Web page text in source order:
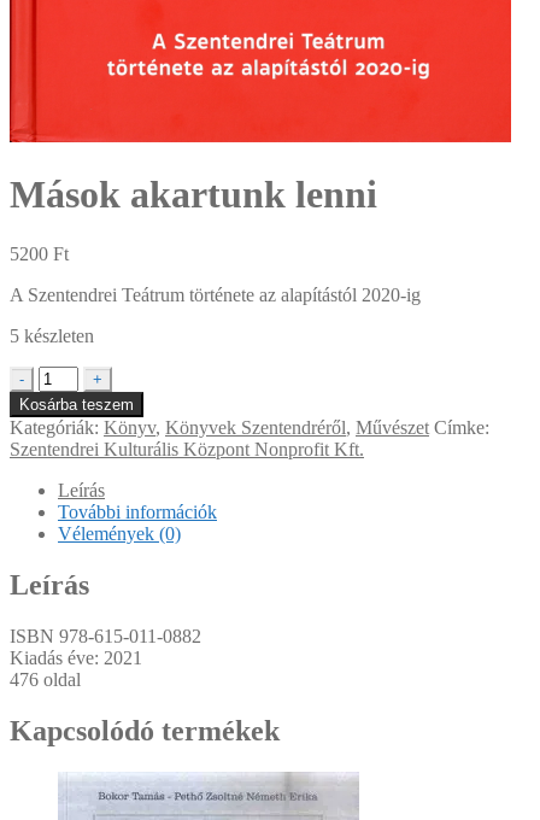
Mások akartunk lenni
5200 Ft
A Szentendrei Teátrum története az alapítástól 2020-ig
5 készleten
-
Mások
akartunk
lenni
mennyiség
+
Kosárba teszem
Kategóriák: Könyv, Könyvek Szentendréről, Művészet Címke:
Szentendrei Kulturális Központ Nonprofit Kft.
Leírás
További információk
Vélemények (0)
Leírás
ISBN 978-615-011-0882
Kiadás éve: 2021
476 oldal
Kapcsolódó termékek